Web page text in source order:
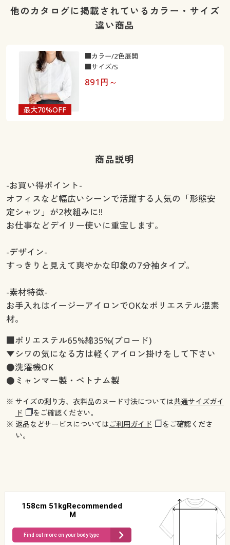
他のカタログに掲載されているカラー・サイズ
違い商品
最大70%OFF
891 円～
■カラー/2色展開
■サイズ/S
商品説明
-お買い得ポイント-
オフィスなど幅広いシーンで活躍する人気の「形態安
定シャツ」が2枚組みに!!
お仕事などデイリー使いに重宝します。
-デザイン-
すっきりと見えて爽やかな印象の7分袖タイプ。
-素材特徴-
お手入れはイージーアイロンでOKなポリエステル混素
材。
■ポリエステル65%綿35%(ブロード)
▼シワの気になる方は軽くアイロン掛けをして下さい
●洗濯機OK
●ミャンマー製・ベトナム製
※ サイズの測り方、衣料品のヌード寸法については共通サイズガイ
ド
をご確認ください。
※ 返品などサービスについてはご利用ガイド
をご確認くださ
い。
158cm 51kgRecommended
M
Find out more on your body type